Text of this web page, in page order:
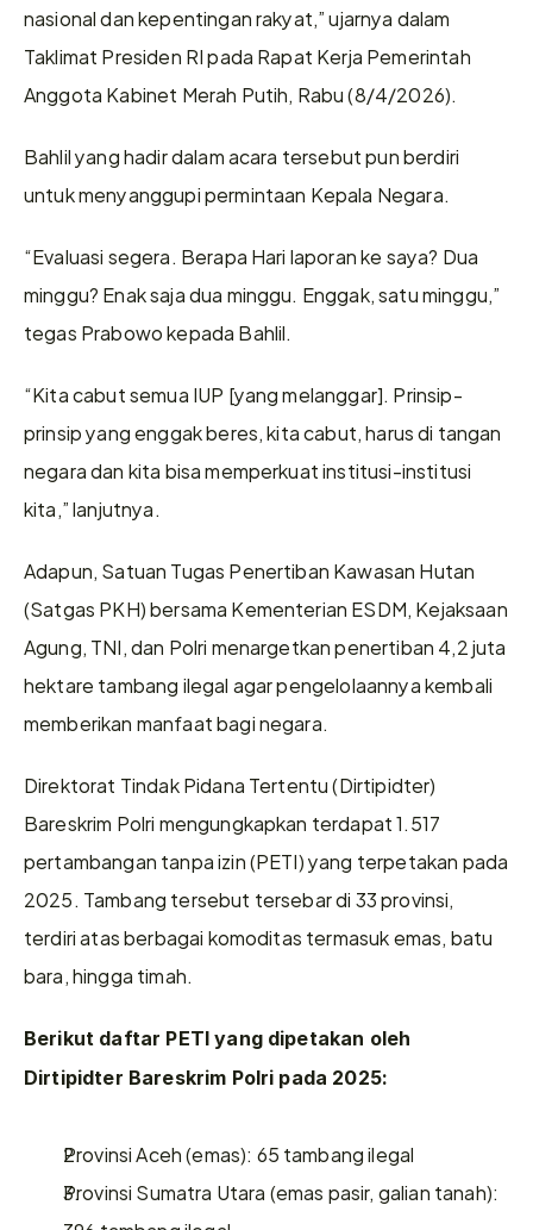
nasional dan kepentingan rakyat,” ujarnya dalam
Taklimat Presiden RI pada Rapat Kerja Pemerintah
Anggota Kabinet Merah Putih, Rabu (8/4/2026).
Bahlil yang hadir dalam acara tersebut pun berdiri
untuk menyanggupi permintaan Kepala Negara.
“Evaluasi segera. Berapa Hari laporan ke saya? Dua
minggu? Enak saja dua minggu. Enggak, satu minggu,”
tegas Prabowo kepada Bahlil.
“Kita cabut semua IUP [yang melanggar]. Prinsip-
prinsip yang enggak beres, kita cabut, harus di tangan
negara dan kita bisa memperkuat institusi-institusi
kita,” lanjutnya.
Adapun, Satuan Tugas Penertiban Kawasan Hutan
(Satgas PKH) bersama Kementerian ESDM, Kejaksaan
Agung, TNI, dan Polri menargetkan penertiban 4,2 juta
hektare tambang ilegal agar pengelolaannya kembali
memberikan manfaat bagi negara.
Direktorat Tindak Pidana Tertentu (Dirtipidter)
Bareskrim Polri mengungkapkan terdapat 1.517
pertambangan tanpa izin (PETI) yang terpetakan pada
2025. Tambang tersebut tersebar di 33 provinsi,
terdiri atas berbagai komoditas termasuk emas, batu
bara, hingga timah.
Berikut daftar PETI yang dipetakan oleh
Dirtipidter Bareskrim Polri pada 2025:
Provinsi Aceh (emas): 65 tambang ilegal
Provinsi Sumatra Utara (emas pasir, galian tanah):